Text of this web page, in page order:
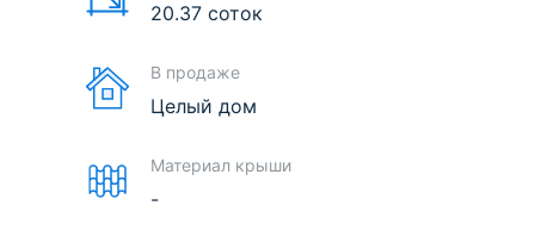
20.37 соток
В продаже
Целый дом
Материал крыши
-